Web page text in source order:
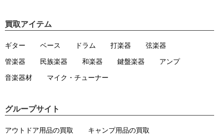
買取アイテム
ギター ベース ドラム 打楽器 弦楽器
管楽器 民族楽器 和楽器 鍵盤楽器 アンプ
音楽器材 マイク・チューナー
グループサイト
アウトドア用品の買取 キャンプ用品の買取